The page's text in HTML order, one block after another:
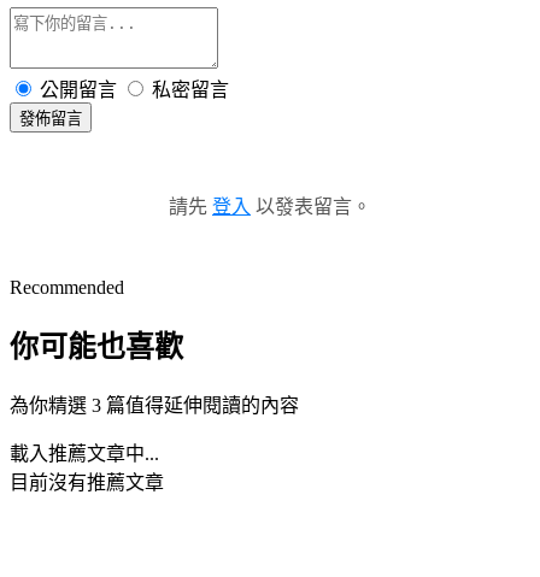
公開留言 私密留言
發佈留言
請先 登入 以發表留言。
Recommended
你可能也喜歡
為你精選 3 篇值得延伸閱讀的內容
載入推薦文章中...
目前沒有推薦文章